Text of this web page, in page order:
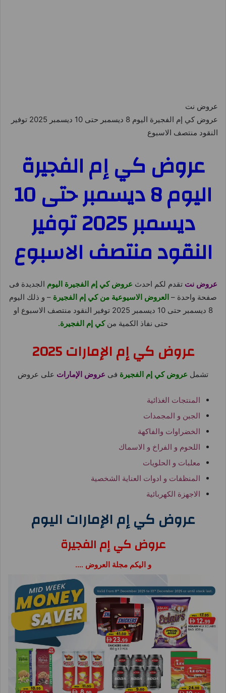
عروض نت
عروض كي إم الفجيرة اليوم 8 ديسمبر حتى 10 ديسمبر 2025 توفير
النقود منتصف الاسبوع
عروض كي إم الفجيرة
اليوم 8 ديسمبر حتى 10
ديسمبر 2025 توفير
النقود منتصف الاسبوع
عروض نت تقدم لكم احدث عروض كي إم الفجيرة اليوم الجديدة فى
صفحة واحدة – العروض الاسيوعية من كي إم الفجيرة – و ذلك اليوم
8 ديسمبر حتى 10 ديسمبر 2025 توفير النقود منتصف الاسبوع او
حتى نفاذ الكمية منكي إم الفجيرة.
عروض كي إم الإمارات 2025
تشمل عروض كي إم الفجيرة فى عروض الإمارات على عروض
المنتجات الغذائية
الجبن و المجمدات
الخضراوات والفاكهة
اللحوم و الفراخ و الاسماك
معلبات و الحلويات
المنظفات و ادوات العناية الشخصية
الاجهزة الكهربائية
عروض كي إم الإمارات اليوم
عروض كي إم الفجيرة
و اليكم مجلة العروض ….